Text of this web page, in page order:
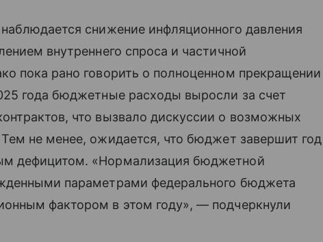
снижение инфляционного давления
внутреннего спроса и частичной
пока рано говорить о полноценном прекращении
года бюджетные расходы выросли за счет
что вызвало дискуссии о возможных
не менее, ожидается, что бюджет завершит год
дефицитом. «Нормализация бюджетной
параметрами федерального бюджета
фактором в этом году», — подчеркнули